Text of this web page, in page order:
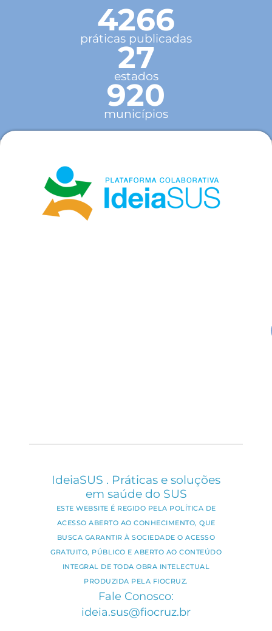
4266
práticas publicadas
27
estados
920
municípios
IdeiaSUS . Práticas e soluções
em saúde do SUS
ESTE WEBSITE É REGIDO PELA POLÍTICA DE
ACESSO ABERTO AO CONHECIMENTO, QUE
BUSCA GARANTIR À SOCIEDADE O ACESSO
GRATUITO, PÚBLICO E ABERTO AO CONTEÚDO
INTEGRAL DE TODA OBRA INTELECTUAL
PRODUZIDA PELA FIOCRUZ.
Fale Conosco:
ideia.sus@fiocruz.br